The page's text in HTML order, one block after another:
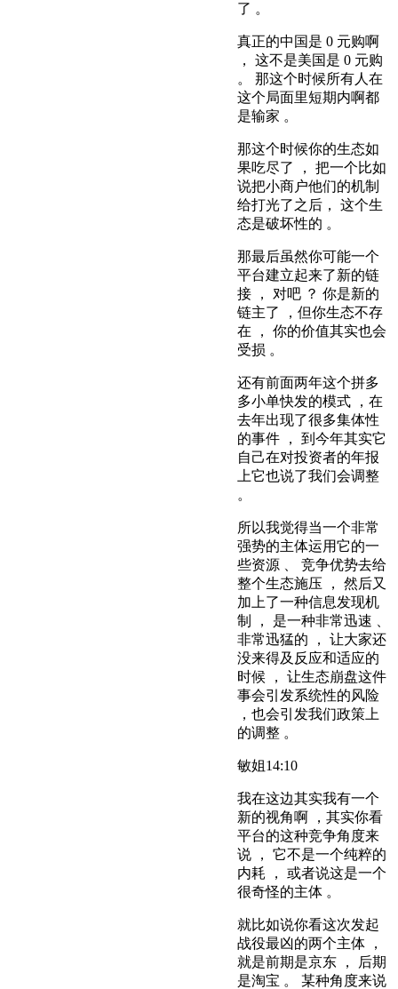
了 。
真正的中国是 0 元购啊
， 这不是美国是 0 元购
。 那这个时候所有人在
这个局面里短期内啊都
是输家 。
那这个时候你的生态如
果吃尽了 ， 把一个比如
说把小商户他们的机制
给打光了之后， 这个生
态是破坏性的 。
那最后虽然你可能一个
平台建立起来了新的链
接 ， 对吧 ？ 你是新的
链主了 ，但你生态不存
在 ， 你的价值其实也会
受损 。
还有前面两年这个拼多
多小单快发的模式 ，在
去年出现了很多集体性
的事件 ， 到今年其实它
自己在对投资者的年报
上它也说了我们会调整
。
所以我觉得当一个非常
强势的主体运用它的一
些资源 、 竞争优势去给
整个生态施压 ， 然后又
加上了一种信息发现机
制 ， 是一种非常迅速 、
非常迅猛的 ， 让大家还
没来得及反应和适应的
时候 ， 让生态崩盘这件
事会引发系统性的风险
，也会引发我们政策上
的调整 。
敏姐14:10
我在这边其实我有一个
新的视角啊 ，其实你看
平台的这种竞争角度来
说 ， 它不是一个纯粹的
内耗 ， 或者说这是一个
很奇怪的主体 。
就比如说你看这次发起
战役最凶的两个主体 ，
就是前期是京东 ， 后期
是淘宝 。 某种角度来说